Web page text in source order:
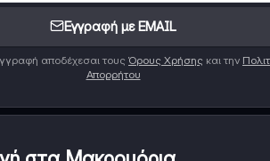
Εγγραφή με EMAIL
αποδέχεσαι τους Όρους Χρήσης και την
Απορρήτου